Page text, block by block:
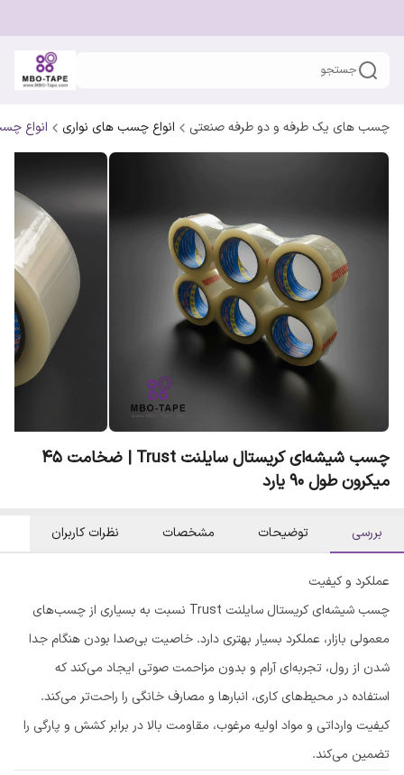
جستجو
چسب های یک طرفه و دو طرفه صنعتی انواع چسب های نواری انواع
چسب شیشه‌ای کریستال سایلنت Trust | ضخامت ۴۵
میکرون طول ۹۰ یارد
بررسی توضیحات مشخصات نظرات کاربران
عملکرد و کیفیت
چسب شیشه‌ای کریستال سایلنت Trust نسبت به بسیاری از چسب‌های
معمولی بازار، عملکرد بسیار بهتری دارد. خاصیت بی‌صدا بودن هنگام جدا
شدن از رول، تجربه‌ای آرام و بدون مزاحمت صوتی ایجاد می‌کند که
استفاده در محیط‌های کاری، انبارها و مصارف خانگی را راحت‌تر می‌کند.
کیفیت وارداتی و مواد اولیه مرغوب، مقاومت بالا در برابر کشش و پارگی را
تضمین می‌کند.